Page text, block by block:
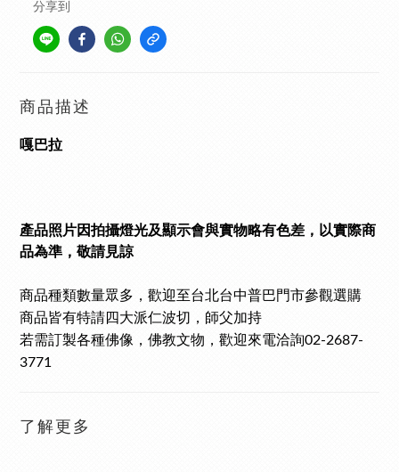
分享到
商品描述
嘎巴拉
產品照片因拍攝燈光及顯示會與實物略有色差，以實際商
品為準， 敬請見諒
商品種類數量眾多 ，歡迎至台北台中普巴門市參觀選購
商品皆有特請四大派仁波切，師父加持
若需訂製各種佛像，佛教文物，歡迎來電洽詢02-2687-
3771
了解更多